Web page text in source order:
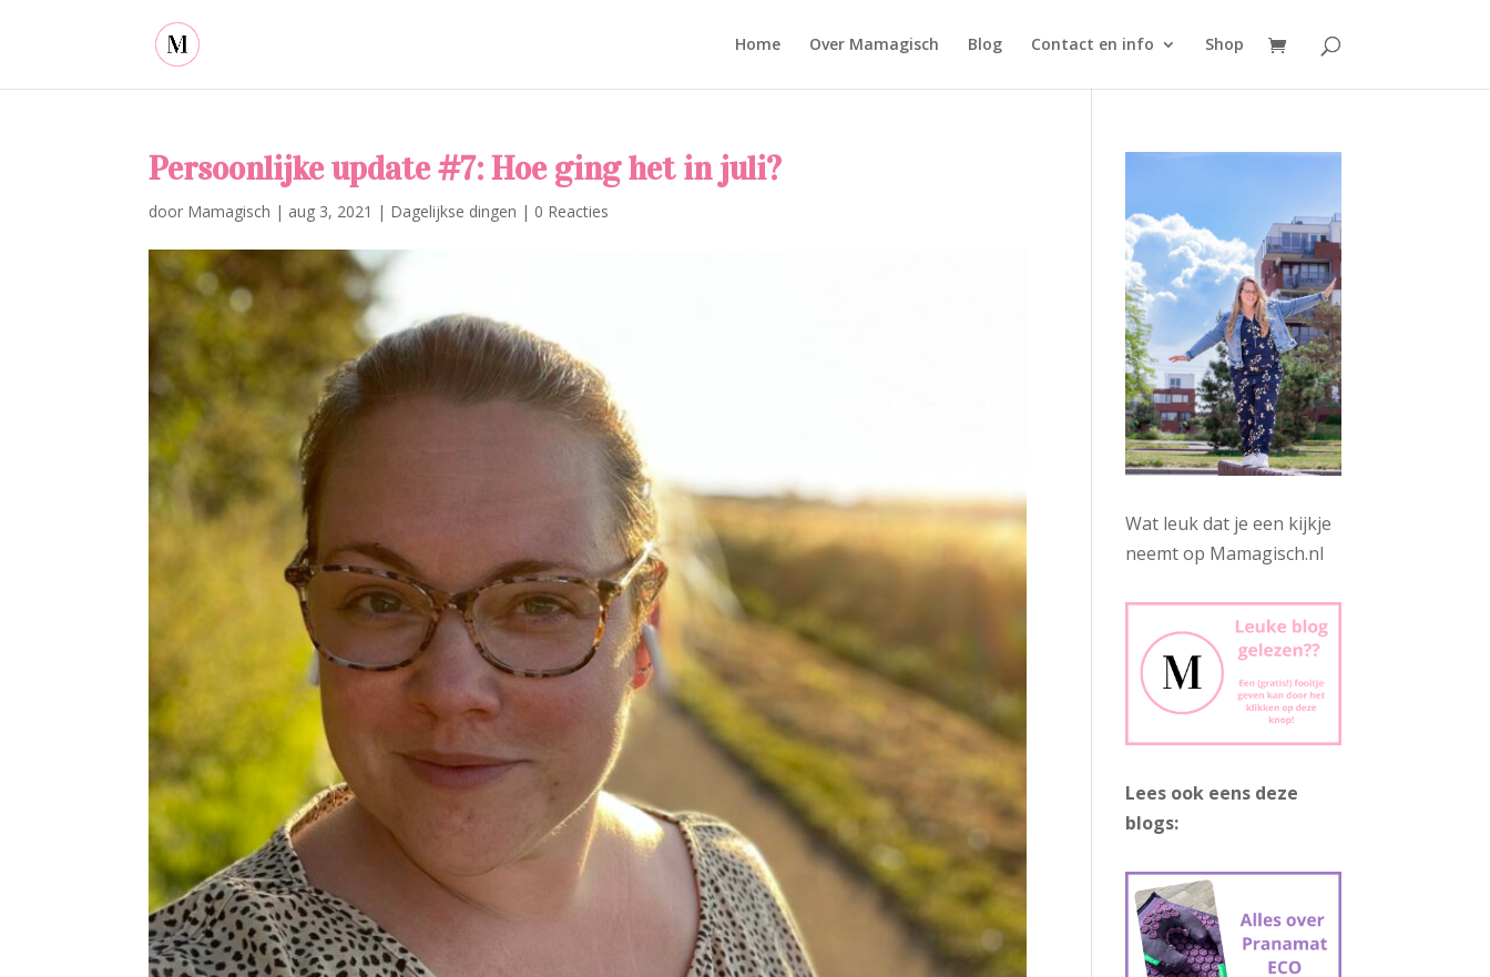
Home Over Mamagisch Blog Contact en info Shop
Persoonlijke update #7: Hoe ging het in juli?
door Mamagisch | aug 3, 2021 | Dagelijkse dingen | 0 Reacties
Wat leuk dat je een kijkje
neemt op Mamagisch.nl
Lees ook eens deze
blogs: